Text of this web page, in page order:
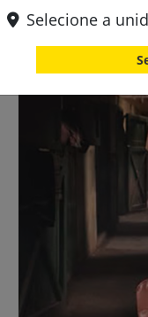
Selecione a